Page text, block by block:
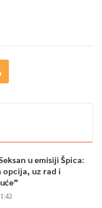
u emisiji Špica:
opcija, uz rad i